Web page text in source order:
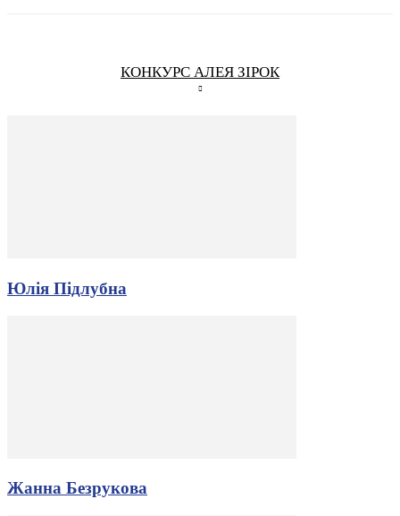
КОНКУРС АЛЕЯ ЗІРОК
Юлія Підлубна
Жанна Безрукова